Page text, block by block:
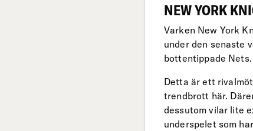
NEW YORK
Varken New York
under den senaste
bottentippade Nets.
Detta är ett
trendbrott här.
dessutom vilar lite
underspelet som